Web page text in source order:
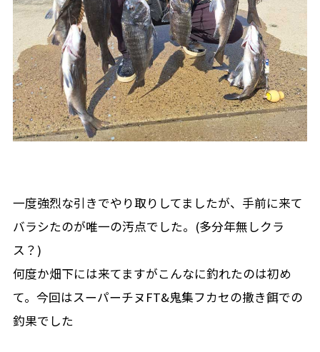
一度強烈な引きでやり取りしてましたが、手前に来て
バラシたのが唯一の汚点でした。(多分年無しクラ
ス？)
何度か畑下には来てますがこんなに釣れたのは初め
て。今回はスーパーチヌFT&鬼集フカセの撒き餌での
釣果でした